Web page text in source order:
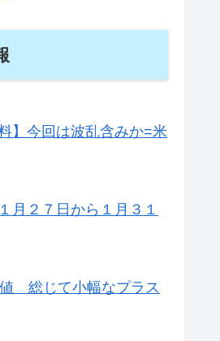
】今回は波乱含みか=米
月２７日から１月３１
総じて小幅なプラス